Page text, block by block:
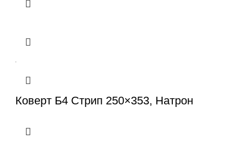
Коверт Б4 Стрип 250×353, Натрон